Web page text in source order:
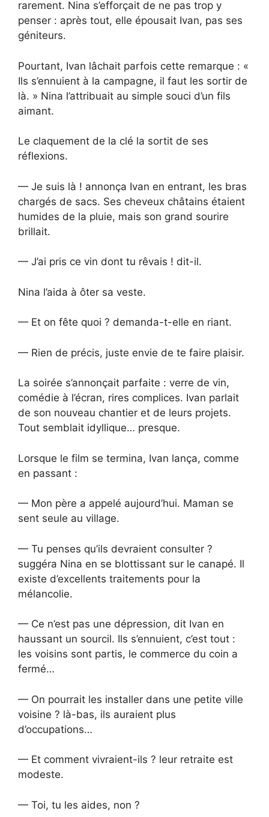
rarement. Nina s’efforçait de ne pas trop y
penser : après tout, elle épousait Ivan, pas ses
géniteurs.
Pourtant, Ivan lâchait parfois cette remarque : «
Ils s’ennuient à la campagne, il faut les sortir de
là. » Nina l’attribuait au simple souci d’un fils
aimant.
Le claquement de la clé la sortit de ses
réflexions.
— Je suis là ! annonça Ivan en entrant, les bras
chargés de sacs. Ses cheveux châtains étaient
humides de la pluie, mais son grand sourire
brillait.
— J’ai pris ce vin dont tu rêvais ! dit-il.
Nina l’aida à ôter sa veste.
— Et on fête quoi ? demanda-t-elle en riant.
— Rien de précis, juste envie de te faire plaisir.
La soirée s’annonçait parfaite : verre de vin,
comédie à l’écran, rires complices. Ivan parlait
de son nouveau chantier et de leurs projets.
Tout semblait idyllique… presque.
Lorsque le film se termina, Ivan lança, comme
en passant :
— Mon père a appelé aujourd’hui. Maman se
sent seule au village.
— Tu penses qu’ils devraient consulter ?
suggéra Nina en se blottissant sur le canapé. Il
existe d’excellents traitements pour la
mélancolie.
— Ce n’est pas une dépression, dit Ivan en
haussant un sourcil. Ils s’ennuient, c’est tout :
les voisins sont partis, le commerce du coin a
fermé…
— On pourrait les installer dans une petite ville
voisine ? là-bas, ils auraient plus
d’occupations…
— Et comment vivraient-ils ? leur retraite est
modeste.
— Toi, tu les aides, non ?